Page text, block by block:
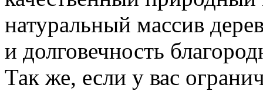
натуральный массив
и долговечность
Так же, если у вас